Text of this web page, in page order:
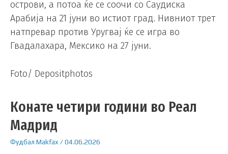
острови, а потоа ќе се соочи со Саудиска
Арабија на 21 јуни во истиот град. Нивниот трет
натпревар против Уругвај ќе се игра во
Гвадалахара, Мексико на 27 јуни.
Foto/ Depositphotos
Конате четири години во Реал
Мадрид
Фудбал Makfax/04.06.2026